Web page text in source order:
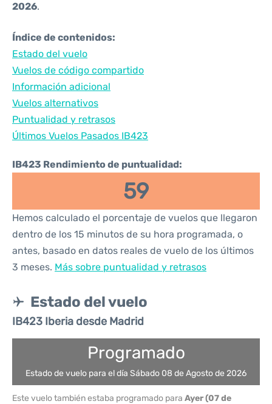
2026.
Índice de contenidos:
Estado del vuelo
Vuelos de código compartido
Información adicional
Vuelos alternativos
Puntualidad y retrasos
Últimos Vuelos Pasados IB423
IB423 Rendimiento de puntualidad:
59
Hemos calculado el porcentaje de vuelos que llegaron
dentro de los 15 minutos de su hora programada, o
antes, basado en datos reales de vuelo de los últimos
3 meses. Más sobre puntualidad y retrasos
Estado del vuelo
IB423 Iberia desde Madrid
Programado
Estado de vuelo para el día Sábado 08 de Agosto de 2026
Este vuelo también estaba programado para Ayer (07 de